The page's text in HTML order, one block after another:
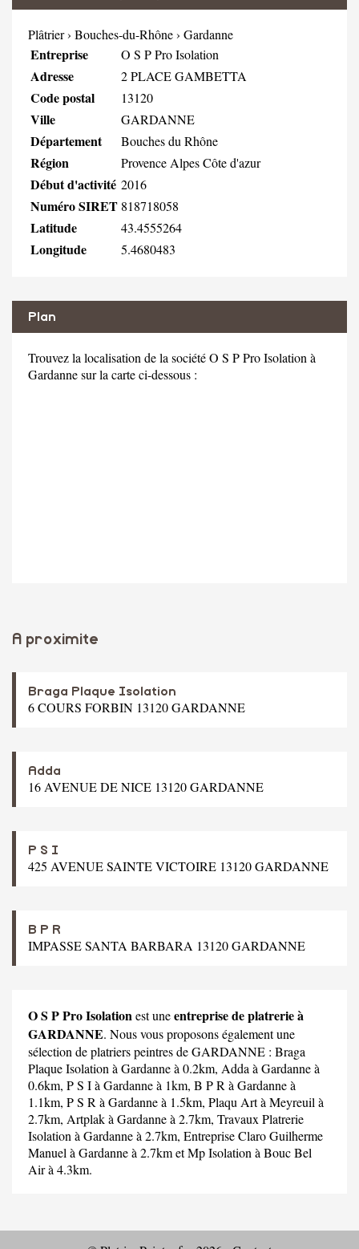
Plâtrier› Bouches-du-Rhône› Gardanne
Entreprise O S P Pro Isolation
Adresse 2 PLACE GAMBETTA
Code postal 13120
Ville GARDANNE
Département Bouches du Rhône
Région Provence Alpes Côte d'azur
Début d'activité 2016
Numéro SIRET 818718058
Latitude 43.4555264
Longitude 5.4680483
Plan
Trouvez la localisation de la société O S P Pro Isolation à
Gardanne sur la carte ci-dessous :
A proximite
Braga Plaque Isolation
6 COURS FORBIN 13120 GARDANNE
Adda
16 AVENUE DE NICE 13120 GARDANNE
P S I
425 AVENUE SAINTE VICTOIRE 13120 GARDANNE
B P R
IMPASSE SANTA BARBARA 13120 GARDANNE
O S P Pro Isolationest uneentreprise de platrerie à
GARDANNE. Nous vous proposons également une
sélection de platriers peintres de GARDANNE : Braga
Plaque Isolation à Gardanne à 0.2km, Adda à Gardanne à
0.6km, P S Ià Gardanne à 1km, B P R à Gardanne à
1.1km, P S R à Gardanne à 1.5km, Plaqu Artà Meyreuil à
2.7km, Artplakà Gardanne à 2.7km, Travaux Platrerie
Isolation à Gardanne à 2.7km, Entreprise Claro Guilherme
Manuel à Gardanne à 2.7km etMp Isolation à Bouc Bel
Air à 4.3km.